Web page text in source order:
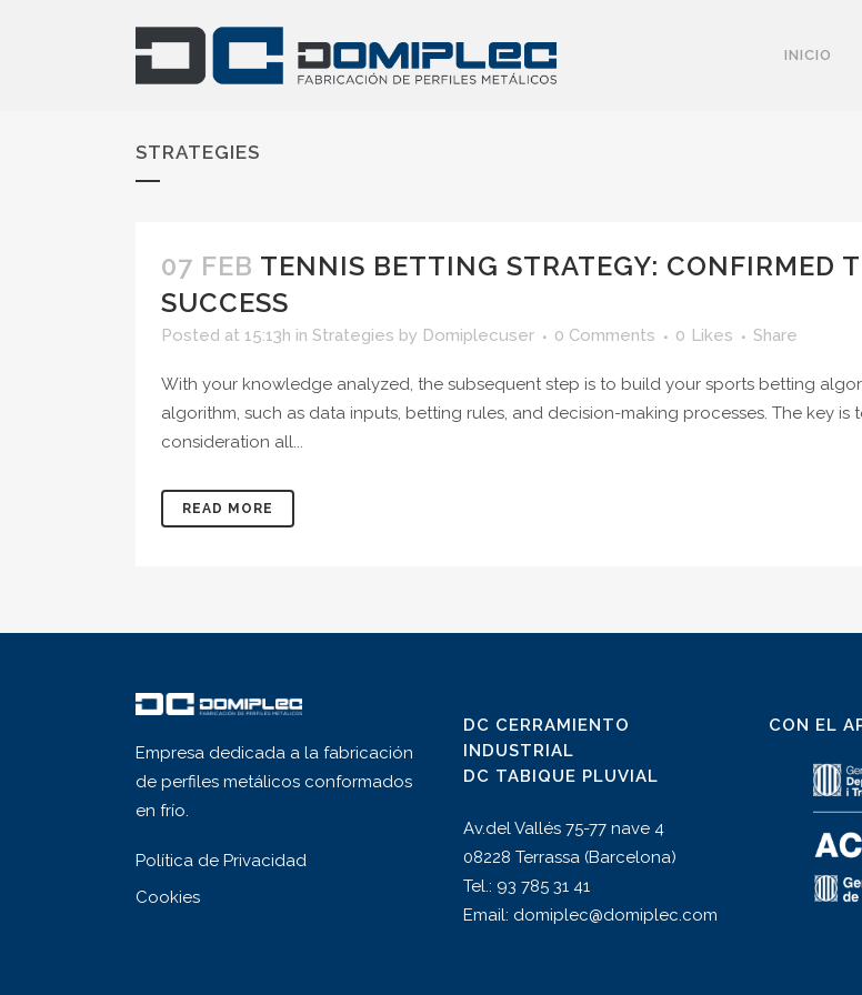
INICIO
STRATEGIES
07 FEB TENNIS BETTING STRATEGY: CONFIRMED
SUCCESS
Posted at 15:13h in Strategies by Domiplecuser 0 Comments 0 Likes Share
With your knowledge analyzed, the subsequent step is to build your sports betting
algorithm, such as data inputs, betting rules, and decision-making processes. The key
consideration all...
READ MORE
Empresa dedicada a la fabricación
de perfiles metálicos conformados
en frío.
Política de Privacidad
Cookies
DC CERRAMIENTO
INDUSTRIAL
DC TABIQUE PLUVIAL
Av.del Vallés 75-77 nave 4
08228 Terrassa (Barcelona)
Tel.: 93 785 31 41
Email: domiplec@domiplec.com
CON EL